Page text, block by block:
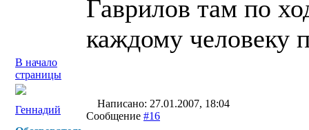
Гаврилов там по
каждому человеку
В начало
страницы
Геннадий
Написано: 27.01.2007, 18:04
Сообщение #16